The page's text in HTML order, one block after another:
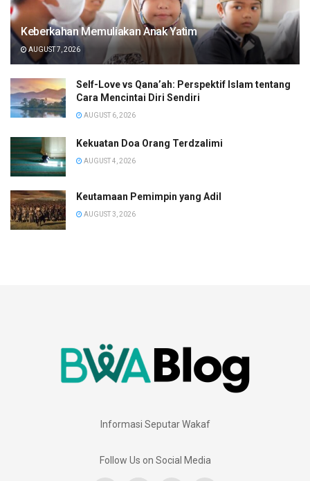
Keberkahan Memuliakan Anak Yatim
AUGUST 7, 2026
Self-Love vs Qana’ah: Perspektif Islam tentang
Cara Mencintai Diri Sendiri
AUGUST 6, 2026
Kekuatan Doa Orang Terdzalimi
AUGUST 4, 2026
Keutamaan Pemimpin yang Adil
AUGUST 3, 2026
Informasi Seputar Wakaf
Follow Us on Social Media